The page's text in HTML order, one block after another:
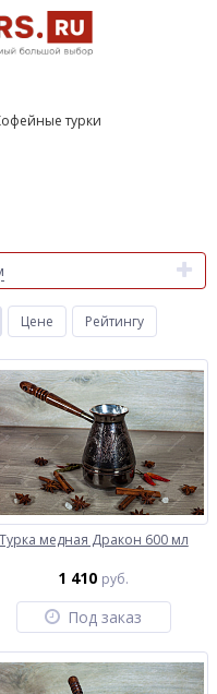
турки
Цене Рейтингу
Турка медная Дракон 600 мл
1 410 руб.
Под заказ